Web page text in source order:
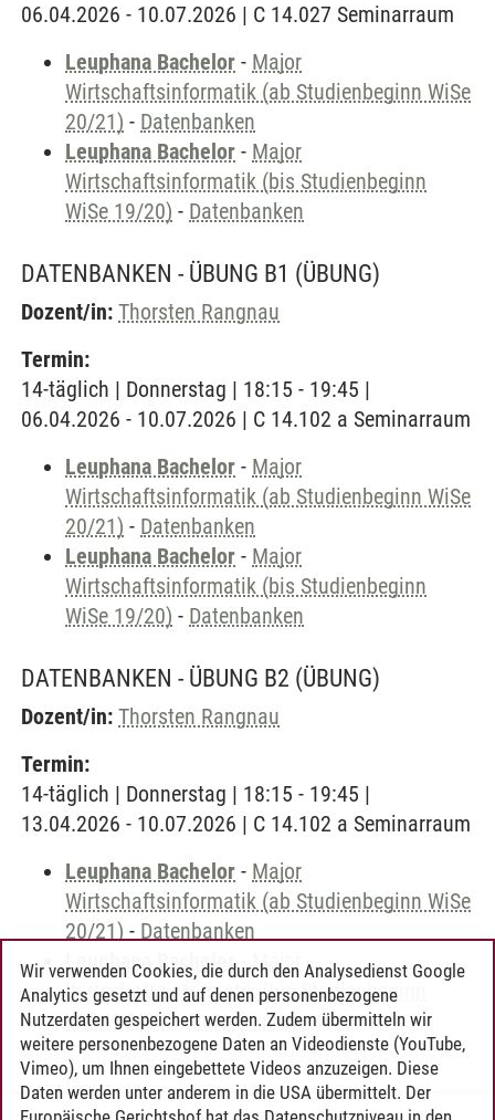
06.04.2026 - 10.07.2026 | C 14.027 Seminarraum
Leuphana Bachelor - Major
Wirtschaftsinformatik (ab Studienbeginn WiSe
20/21) - Datenbanken
Leuphana Bachelor - Major
Wirtschaftsinformatik (bis Studienbeginn
WiSe 19/20) - Datenbanken
DATENBANKEN - ÜBUNG B1 (ÜBUNG)
Dozent/in: Thorsten Rangnau
Termin:
14-täglich | Donnerstag | 18:15 - 19:45 |
06.04.2026 - 10.07.2026 | C 14.102 a Seminarraum
Leuphana Bachelor - Major
Wirtschaftsinformatik (ab Studienbeginn WiSe
20/21) - Datenbanken
Leuphana Bachelor - Major
Wirtschaftsinformatik (bis Studienbeginn
WiSe 19/20) - Datenbanken
DATENBANKEN - ÜBUNG B2 (ÜBUNG)
Dozent/in: Thorsten Rangnau
Termin:
14-täglich | Donnerstag | 18:15 - 19:45 |
13.04.2026 - 10.07.2026 | C 14.102 a Seminarraum
Leuphana Bachelor - Major
Wirtschaftsinformatik (ab Studienbeginn WiSe
20/21) - Datenbanken
Leuphana Bachelor-Major
Wirtschaftsinformatik (bis Studienbeginn
WiSe 19/20)-Datenbanken
Wir verwenden Cookies, die durch den Analysedienst Google
Analytics gesetzt und auf denen personenbezogene
Nutzerdaten gespeichert werden. Zudem übermitteln wir
weitere personenbezogene Daten an Videodienste (YouTube,
Vimeo), um Ihnen eingebettete Videos anzuzeigen. Diese
Daten werden unter anderem in die USA übermittelt. Der